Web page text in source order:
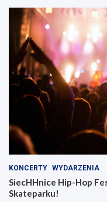
KONCERTY WYDARZENIA
SiecHHnice Hip-Hop
Skateparku!